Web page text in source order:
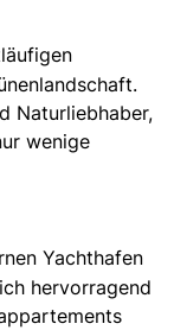
Naturliebhaber,
wenige
Yachthafen
hervorragend